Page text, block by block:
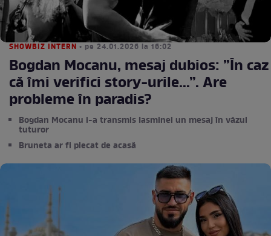
SHOWBIZ INTERN • pe 24.01.2026 la 16:02
Bogdan Mocanu, mesaj dubios: ”În caz
că îmi verifici story-urile...”. Are
probleme în paradis?
Bogdan Mocanu i-a transmis Iasminei un mesaj în văzul
tuturor
Bruneta ar fi plecat de acasă